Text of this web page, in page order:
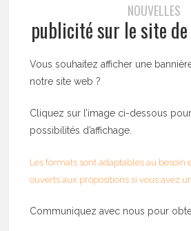
NOUVELLES
publicité sur le site de
Vous souhaitez afficher une
notre site web ?
Cliquez sur l’image ci-dessous
possibilités d’affichage.
Les formats sont adaptables au besoin
ouverts aux propositions si vous avez
Communiquez avec nous pour